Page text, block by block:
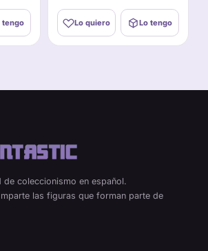
tengo Lo quiero Lo tengo
de coleccionismo en español.
las figuras que forman parte de